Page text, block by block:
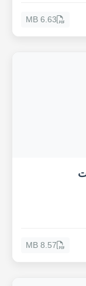
6.63 MB
8.57 MB